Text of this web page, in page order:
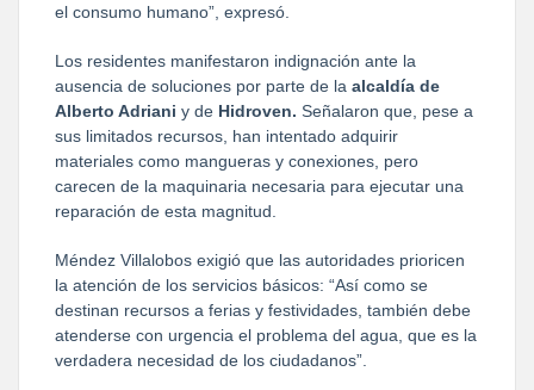
el consumo humano”, expresó.
Los residentes manifestaron indignación ante la
ausencia de soluciones por parte de la alcaldía de
Alberto Adriani y de Hidroven. Señalaron que, pese a
sus limitados recursos, han intentado adquirir
materiales como mangueras y conexiones, pero
carecen de la maquinaria necesaria para ejecutar una
reparación de esta magnitud.
Méndez Villalobos exigió que las autoridades prioricen
la atención de los servicios básicos: “Así como se
destinan recursos a ferias y festividades, también debe
atenderse con urgencia el problema del agua, que es la
verdadera necesidad de los ciudadanos”.